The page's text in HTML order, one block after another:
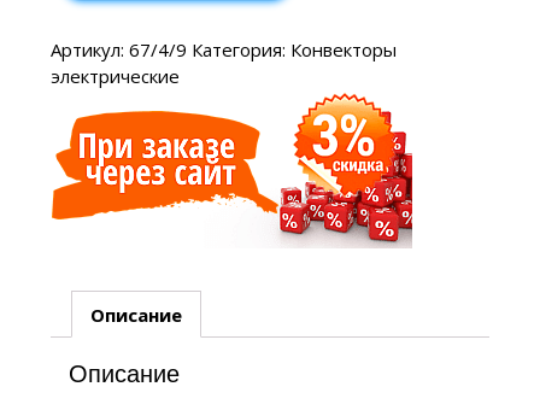
Артикул: 67/4/9 Категория: Конвекторы
электрические
Описание
Описание